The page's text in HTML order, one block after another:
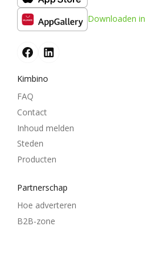
Downloaden in
Kimbino
FAQ
Contact
Inhoud melden
Steden
Producten
Partnerschap
Hoe adverteren
B2B-zone